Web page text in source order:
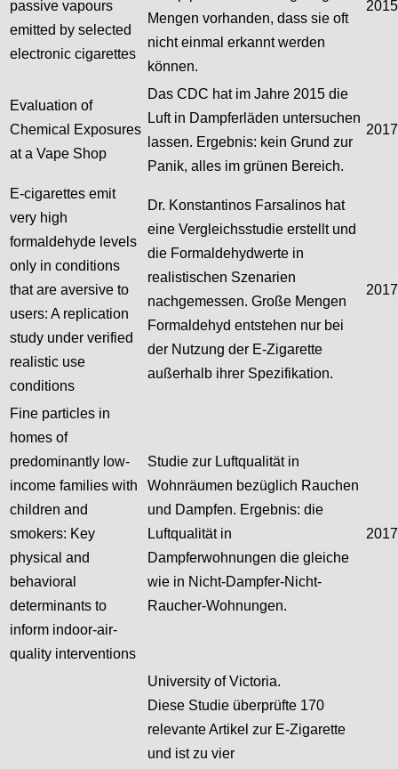
passive vapours
emitted by selected
electronic cigarettes
Mengen vorhanden, dass sie oft
nicht einmal erkannt werden
können.
2015
Evaluation of
Chemical Exposures
at a Vape Shop
Das CDC hat im Jahre 2015 die
Luft in Dampferläden untersuchen
lassen. Ergebnis: kein Grund zur
Panik, alles im grünen Bereich.
2017
E-cigarettes emit
very high
formaldehyde levels
only in conditions
that are aversive to
users: A replication
study under verified
realistic use
conditions
Dr. Konstantinos Farsalinos hat
eine Vergleichsstudie erstellt und
die Formaldehydwerte in
realistischen Szenarien
nachgemessen. Große Mengen
Formaldehyd entstehen nur bei
der Nutzung der E-Zigarette
außerhalb ihrer Spezifikation.
2017
Fine particles in
homes of
predominantly low-
income families with
children and
smokers: Key
physical and
behavioral
determinants to
inform indoor-air-
quality interventions
Studie zur Luftqualität in
Wohnräumen bezüglich Rauchen
und Dampfen. Ergebnis: die
Luftqualität in
Dampferwohnungen die gleiche
wie in Nicht-Dampfer-Nicht-
Raucher-Wohnungen.
2017
University of Victoria.
Diese Studie überprüfte 170
relevante Artikel zur E-Zigarette
und ist zu vier